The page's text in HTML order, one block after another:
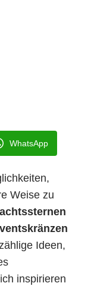
WhatsApp
Weise zu
Ideen,
inspirieren